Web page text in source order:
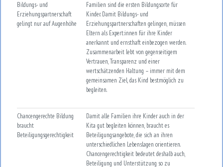
Bildungs- und
Erziehungspartnerschaft
gelingt nur auf Augenhöhe
Familien sind die ersten Bildungsorte für
Kinder. Damit Bildungs- und
Erziehungspartnerschaften gelingen, müssen
Eltern als Expert:innen für ihre Kinder
anerkannt und ernsthaft einbezogen werden.
Zusammenarbeit lebt von gegenseitigem
Vertrauen, Transparenz und einer
wertschätzenden Haltung – immer mit dem
gemeinsamen Ziel, das Kind bestmöglich zu
begleiten.
Chancengerechte Bildung
braucht
Beteiligungsgerechtigkeit
Damit alle Familien ihre Kinder auch in der
Kita gut begleiten können, braucht es
Beteiligungsangebote, die sich an ihren
unterschiedlichen Lebenslagen orientieren.
Chancengerechtigkeit bedeutet deshalb auch,
Beteiligung und Unterstützung so zu